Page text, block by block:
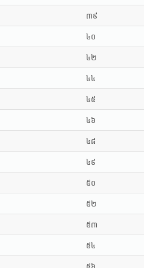
៣៩
៤០
៤២
៤៤
៤៥
៤៦
៤៨
៤៩
៥០
៥២
៥៣
៥៤